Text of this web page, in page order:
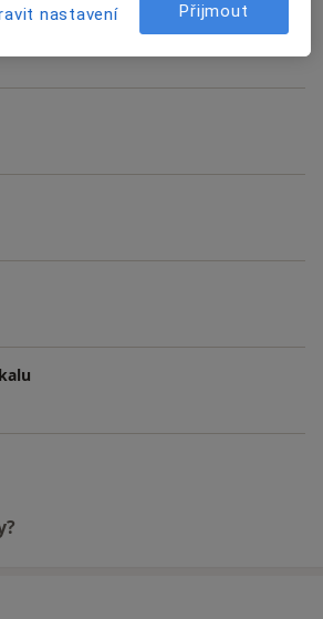
zákalu
nastavení Přijmout